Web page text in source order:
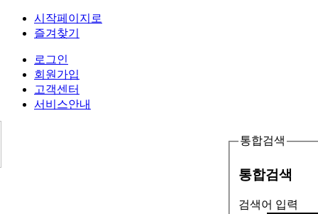
시작페이지로
즐겨찾기
로그인
회원가입
고객센터
서비스안내
통합검색
통합검색
검색어 입력